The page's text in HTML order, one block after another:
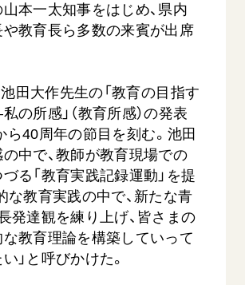
母子で受け継ぐ「ナガサキの
岡加…
本一太知事をはじめ、県内
教育長ら多数の来賓が出席
田大作先生の「教育の目指す
所感」（教育所感）の発表
ら40周年の節目を刻む。池田
中で、教師が教育現場での
る「教育実践記録運動」を提
な教育実践の中で、新たな青
発達観を練り上げ、皆さまの
教育理論を構築していって
」と呼びかけた。